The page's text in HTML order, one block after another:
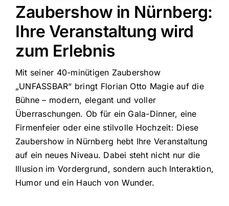
Zaubershow in Nürnberg:
Ihre Veranstaltung wird
zum Erlebnis
Mit seiner 40-minütigen Zaubershow
„UNFASSBAR“ bringt Florian Otto Magie auf die
Bühne – modern, elegant und voller
Überraschungen. Ob für ein Gala-Dinner, eine
Firmenfeier oder eine stilvolle Hochzeit: Diese
Zaubershow in Nürnberg hebt Ihre Veranstaltung
auf ein neues Niveau. Dabei steht nicht nur die
Illusion im Vordergrund, sondern auch Interaktion,
Humor und ein Hauch von Wunder.